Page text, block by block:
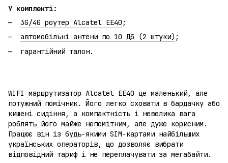
У комплекті:
3G/4G роутер Alcatel EE40 ;
автомобільні антени по 10 Дб (2 штуки) ;
гарантійний талон.
WIFI маршрутизатор Alcatel EE40 це маленький, але
потужний помічник. Його легко сховати в бардачку або
кишені сидіння, а компактність і невелика вага
роблять його майже непомітним, але дуже корисним.
Працює він із будь-якими SIM-картами найбільших
українських операторів, що дозволяє вибрати
відповідний тариф і не переплачувати за мегабайти.